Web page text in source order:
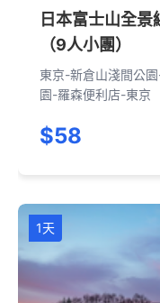
日本富士山全
（9人小團）
東京-新倉山淺間公
園-羅森便利店-東京
$58
1天